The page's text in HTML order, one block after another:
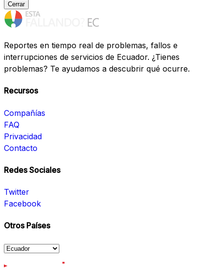
Cerrar
Reportes en tiempo real de problemas, fallos e
interrupciones de servicios de Ecuador. ¿Tienes
problemas? Te ayudamos a descubrir qué ocurre.
Recursos
Compañías
FAQ
Privacidad
Contacto
Redes Sociales
Twitter
Facebook
Otros Países